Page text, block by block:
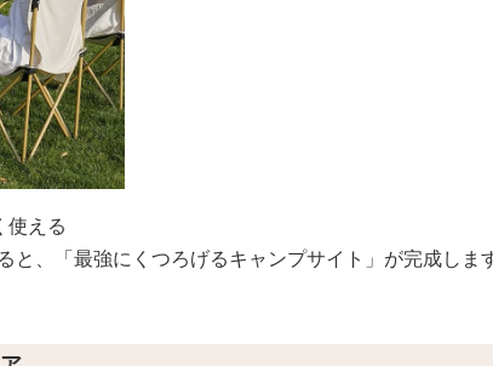
使える
と、「最強にくつろげるキャンプサイト」が完成しま